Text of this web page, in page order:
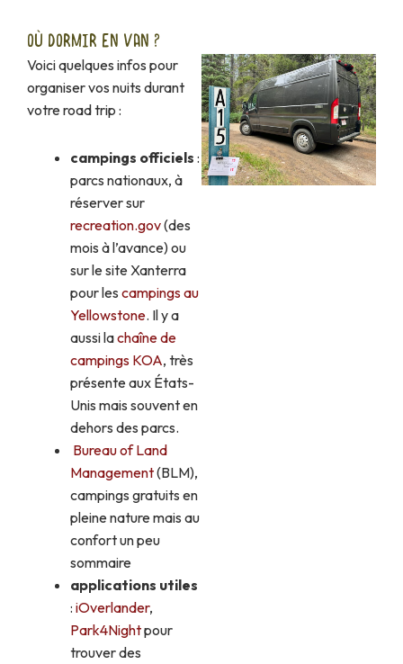
OÙ DORMIR EN VAN ?
Voici quelques infos pour
organiser vos nuits durant
votre road trip :
campings officiels :
parcs nationaux, à
réserver sur
recreation.gov(des
mois à l’avance) ou
sur le site Xanterra
pour les campings au
Yellowstone. Il y a
aussi lachaîne de
campings KOA, très
présente aux États-
Unis mais souvent en
dehors des parcs.
Bureau of Land
Management(BLM),
campings gratuits en
pleine nature mais au
confort un peu
sommaire
applications utiles
: iOverlander,
Park4Nightpour
trouver des